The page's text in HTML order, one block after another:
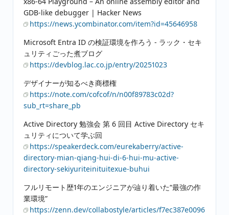
GDB-like debugger | Hacker News
https://news.ycombinator.com/item?id=45646958
Microsoft Entra ID の検証環境を作ろう - ラック・セキ
ュリティごった煮ブログ
https://devblog.lac.co.jp/entry/20251023
デザイナーが知るべき商標権
https://note.com/cofcof/n/n00f89783c02d?
sub_rt=share_pb
Active Directory 勉強会 第 6 回目 Active Directory セキ
ュリティについて学ぶ回
https://speakerdeck.com/eurekaberry/active-
directory-mian-qiang-hui-di-6-hui-mu-active-
directory-sekiyuriteinituitexue-buhui
フルリモート歴1年のエンジニアが辿り着いた“最強の作
業環境”
https://zenn.dev/collabostyle/articles/f7ec387e0096